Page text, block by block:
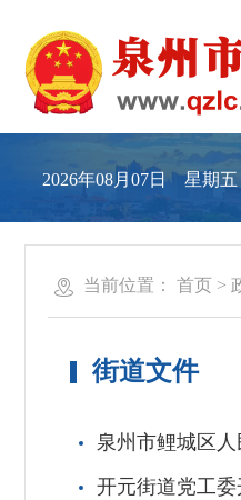
2026年08月07日 星期五
当前位置： 首页 >
街道文件
泉州市鲤城区
开元街道党工